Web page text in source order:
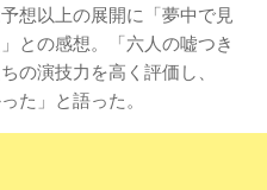
想以上の展開に「夢中で見
との感想。「六人の嘘つき
の演技力を高く評価し、
た」と語った。